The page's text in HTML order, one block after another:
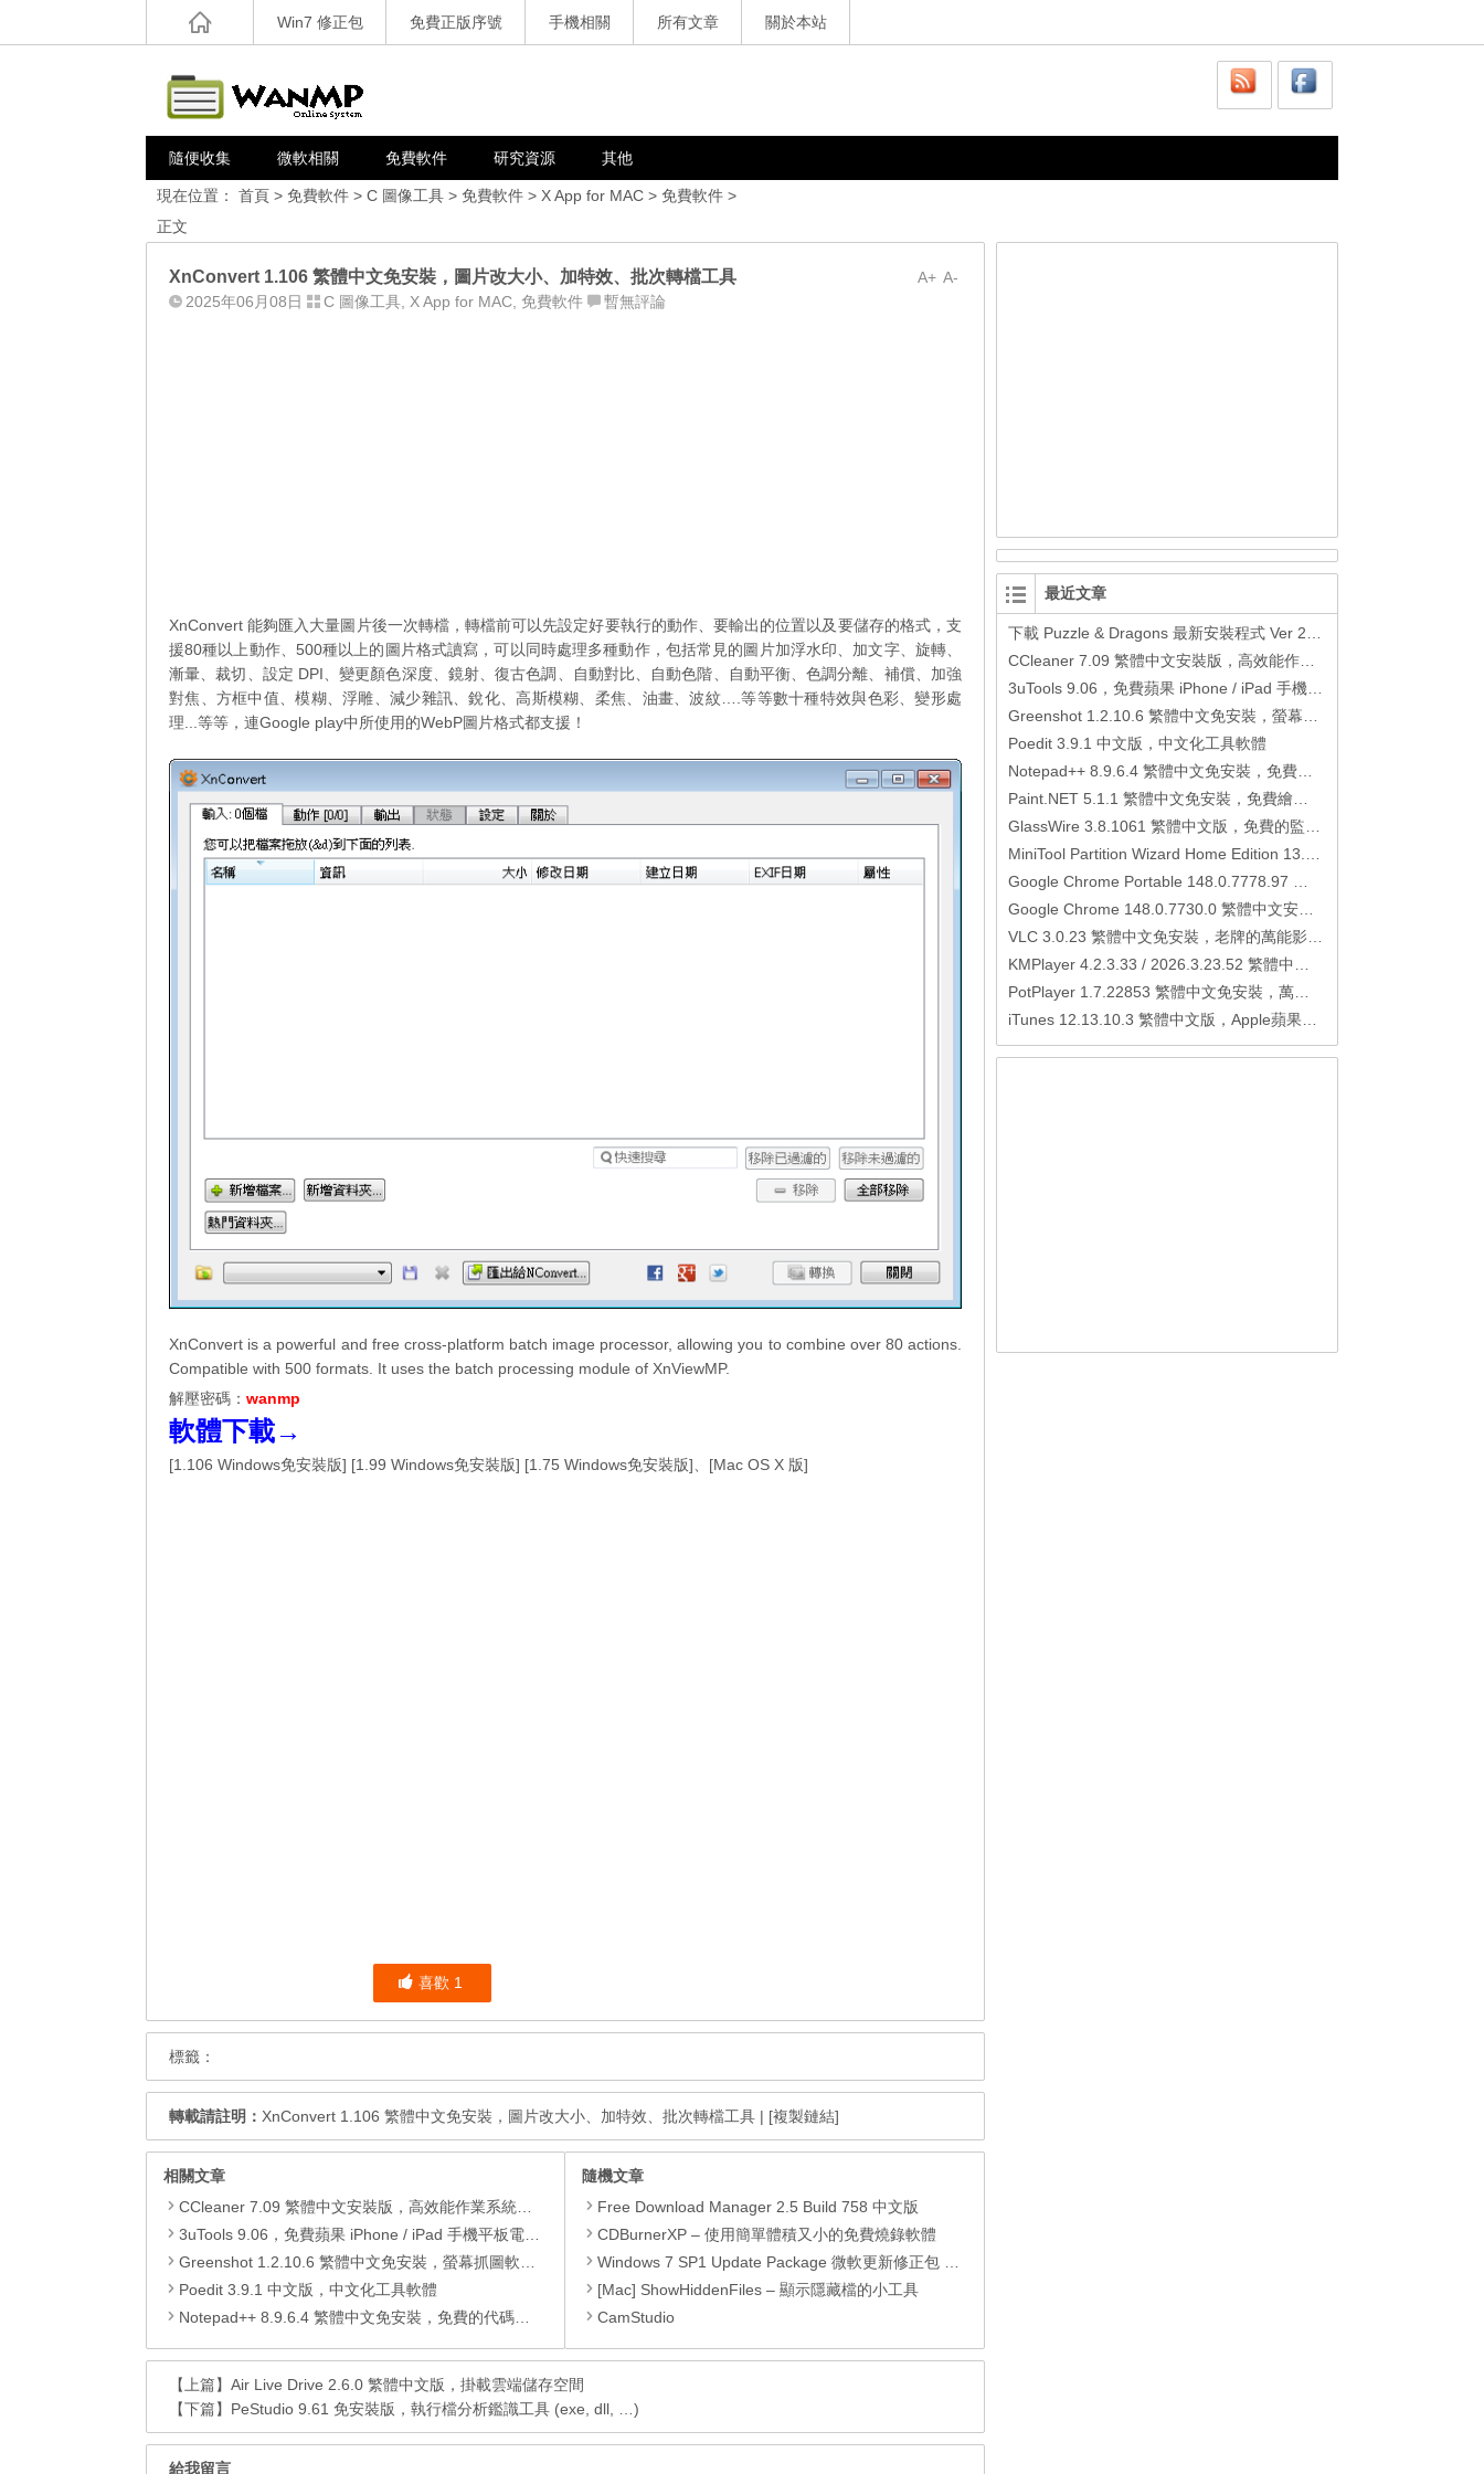
Win7 修正包 免費正版序號 手機相關 所有文章 關於本站
隨便收集 微軟相關 免費軟件 研究資源 其他
現在位置： 首頁 > 免費軟件 > C 圖像工具 > 免費軟件 > X App for MAC > 免費軟件 >
正文
A-
A+
XnConvert 1.106 繁體中文免安裝，圖片改大小、加特效、批次轉檔工具
2025年06月08日 C 圖像工具 X App for MAC 免費軟件 暫無評論
XnConvert 能夠匯入大量圖片後一次轉檔，轉檔前可以先設定好要執行的動作、要輸出的位置以及要儲存的格式，支
援80種以上動作、500種以上的圖片格式讀寫，可以同時處理多種動作，包括常見的圖片加浮水印、加文字、旋轉、
漸暈、裁切、設定 DPI、變更顏色深度、鏡射、復古色調、自動對比、自動色階、自動平衡、色調分離、補償、加強
對焦、方框中值、模糊、浮雕、減少雜訊、銳化、高斯模糊、柔焦、油畫、波紋….等等數十種特效與色彩、變形處
理...等等，連Google play中所使用的WebP圖片格式都支援！
XnConvert is a powerful and free cross-platform batch image processor, allowing you to combine over 80 actions.
Compatible with 500 formats. It uses the batch processing module of XnViewMP.
解壓密碼： wanmp
軟體下載→
[1.106 Windows免安裝版] [1.99 Windows免安裝版] [1.75 Windows免安裝版]、[Mac OS X 版]
喜歡 1
標籤：
轉載請註明： XnConvert 1.106 繁體中文免安裝，圖片改大小、加特效、批次轉檔工具 | [複製鏈結]
相關文章
CCleaner 7.09 繁體中文安裝版，高效能作業系統清理軟體
3uTools 9.06，免費蘋果 iPhone / iPad 手機平板電腦管理備份還原軟體
Greenshot 1.2.10.6 繁體中文免安裝，螢幕抓圖軟體，1.3.315 安裝版
Poedit 3.9.1 中文版，中文化工具軟體
Notepad++ 8.9.6.4 繁體中文免安裝，免費的代碼編輯器
隨機文章
Free Download Manager 2.5 Build 758 中文版
CDBurnerXP – 使用簡單體積又小的免費燒錄軟體
Windows 7 SP1 Update Package 微軟更新修正包 (2019.02月份)
[Mac] ShowHiddenFiles – 顯示隱藏檔的小工具
CamStudio
【上篇】 Air Live Drive 2.6.0 繁體中文版，掛載雲端儲存空間
【下篇】 PeStudio 9.61 免安裝版，執行檔分析鑑識工具 (exe, dll, …)
給我留言
最近文章
Poedit 3.9.1 中文版，中文化工具軟體